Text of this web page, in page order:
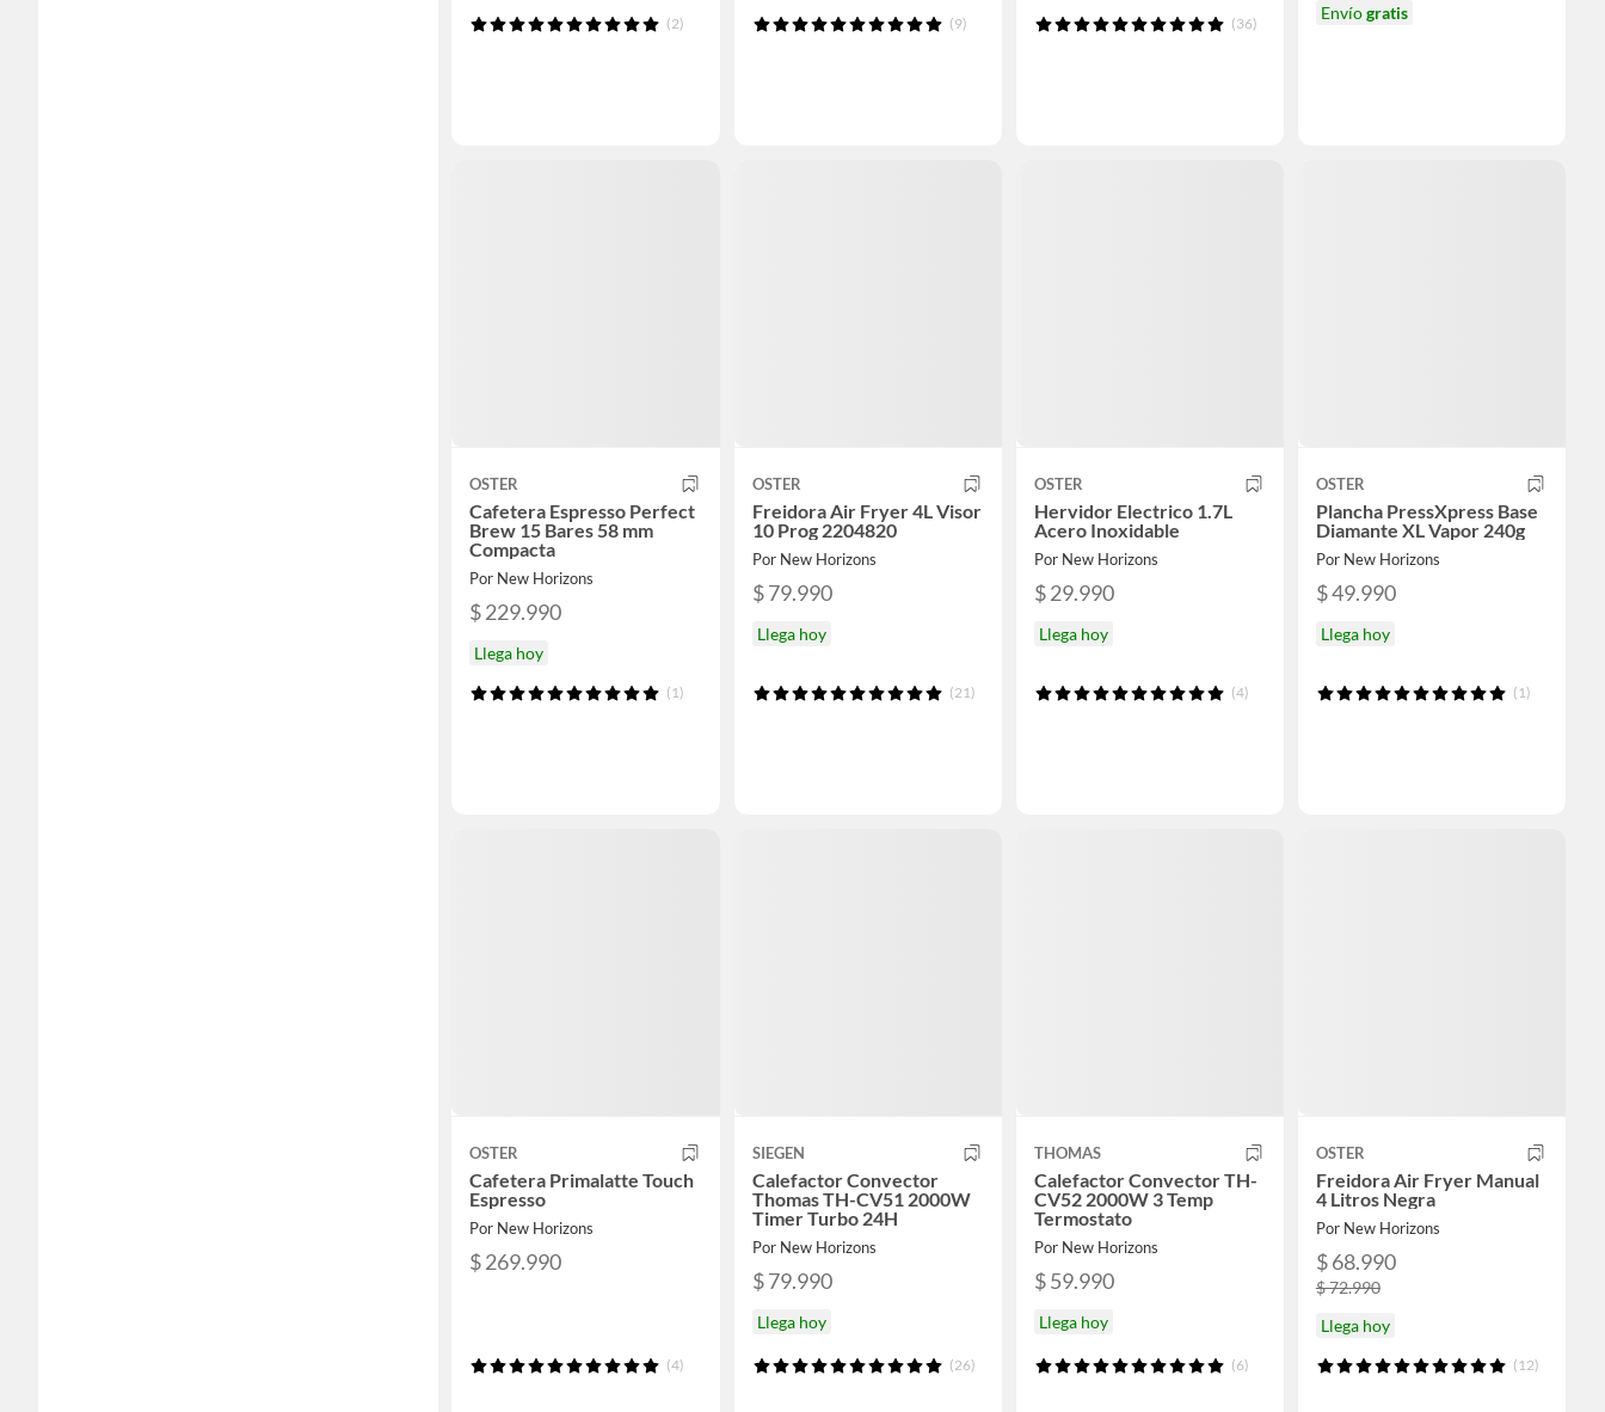
(2) (9) (36)
Envíogratis
OSTER
Cafetera Espresso Perfect
Brew 15 Bares 58 mm
Compacta
Por New Horizons
$ 229.990
Llega hoy
(1)
OSTER
Freidora Air Fryer 4L Visor
10 Prog 2204820
Por New Horizons
$ 79.990
Llega hoy
(21)
OSTER
Hervidor Electrico 1.7L
Acero Inoxidable
Por New Horizons
$ 29.990
Llega hoy
(4)
OSTER
Plancha PressXpress Base
Diamante XL Vapor 240g
Por New Horizons
$ 49.990
Llega hoy
(1)
OSTER
Cafetera Primalatte Touch
Espresso
Por New Horizons
$ 269.990
(4)
SIEGEN
Calefactor Convector
Thomas TH-CV51 2000W
Timer Turbo 24H
Por New Horizons
$ 79.990
Llega hoy
(26)
THOMAS
Calefactor Convector TH-
CV52 2000W 3 Temp
Termostato
Por New Horizons
$ 59.990
Llega hoy
(6)
OSTER
Freidora Air Fryer Manual
4 Litros Negra
Por New Horizons
$ 68.990
$ 72.990
Llega hoy
(12)